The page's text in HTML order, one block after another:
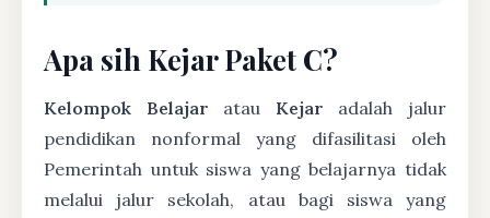
Apa sih Kejar Paket C?
Kelompok Belajar atau Kejar adalah jalur
pendidikan nonformal yang difasilitasi oleh
Pemerintah untuk siswa yang belajarnya tidak
melalui jalur sekolah, atau bagi siswa yang